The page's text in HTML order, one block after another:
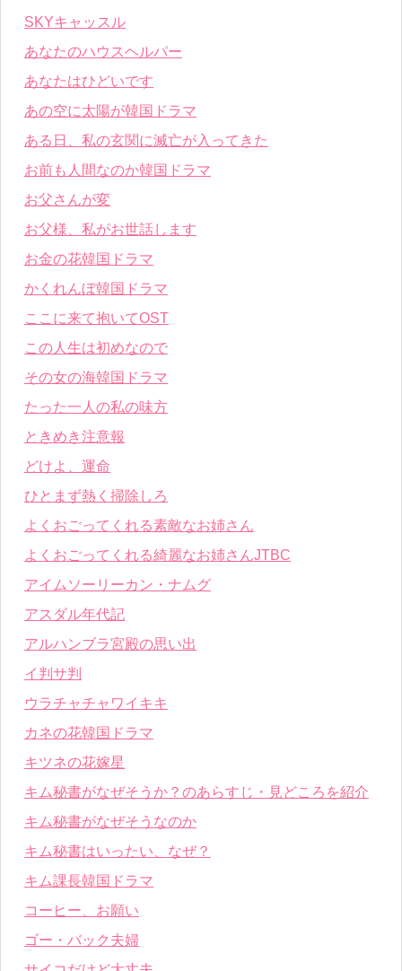
SKYキャッスル
あなたのハウスヘルパー
あなたはひどいです
あの空に太陽が韓国ドラマ
ある日、私の玄関に滅亡が入ってきた
お前も人間なのか韓国ドラマ
お父さんが変
お父様、私がお世話します
お金の花韓国ドラマ
かくれんぼ韓国ドラマ
ここに来て抱いてOST
この人生は初めなので
その女の海韓国ドラマ
たった一人の私の味方
ときめき注意報
どけよ、運命
ひとまず熱く掃除しろ
よくおごってくれる素敵なお姉さん
よくおごってくれる綺麗なお姉さんJTBC
アイムソーリーカン・ナムグ
アスダル年代記
アルハンブラ宮殿の思い出
イ判サ判
ウラチャチャワイキキ
カネの花韓国ドラマ
キツネの花嫁星
キム秘書がなぜそうか？のあらすじ・見どころを紹介
キム秘書がなぜそうなのか
キム秘書はいったい、なぜ？
キム課長韓国ドラマ
コーヒー、お願い
ゴー・バック夫婦